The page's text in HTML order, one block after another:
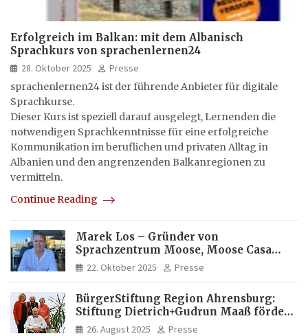
Erfolgreich im Balkan: mit dem Albanisch
Sprachkurs von sprachenlernen24
28. Oktober 2025
Presse
sprachenlernen24 ist der führende Anbieter für digitale
Sprachkurse.
Dieser Kurs ist speziell darauf ausgelegt, Lernenden die
notwendigen Sprachkenntnisse für eine erfolgreiche
Kommunikation im beruflichen und privaten Alltag in
Albanien und den angrenzenden Balkanregionen zu
vermitteln.
Continue Reading
Marek Los – Gründer von
Sprachzentrum Moose, Moose Casa
Italia und Apartamento Brasil |
Internationaler Experte für Bildung
22. Oktober 2025 Presse
BürgerStiftung Region Ahrensburg:
Stiftung Dietrich+Gudrun Maaß fördert
Deutschkenntnisse von Frauen
26. August 2025 Presse